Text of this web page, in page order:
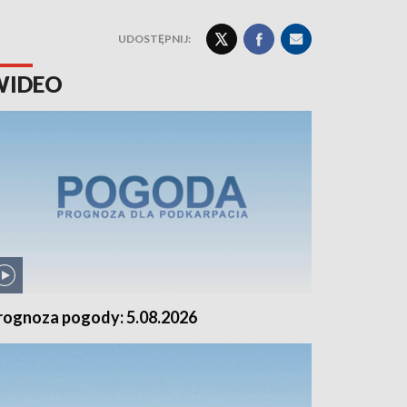
UDOSTĘPNIJ:
pogody: 5.08.2026